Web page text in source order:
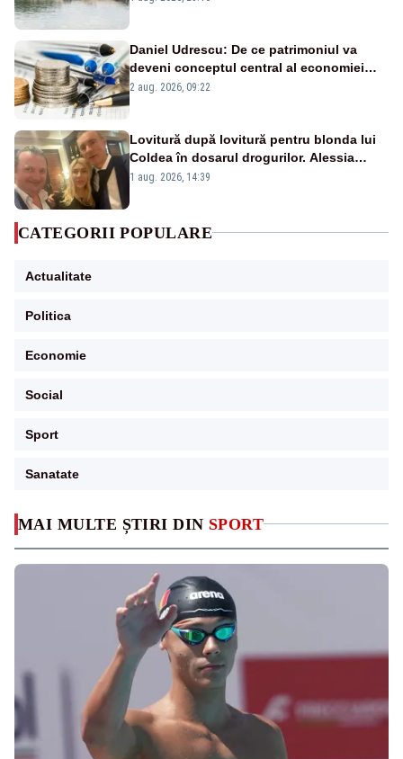
MAI MULTE ȘTIRI DIN SPORT
Daniel Udrescu: De ce patrimoniul va
deveni conceptul central al economiei
viitoare?
2 aug. 2026, 09:22
Lovitură după lovitură pentru blonda lui
Coldea în dosarul drogurilor. Alessia
Păcuraru explică decizia magistraților
1 aug. 2026, 14:39
CATEGORII POPULARE
Actualitate
Politica
Economie
Social
Sport
Sanatate